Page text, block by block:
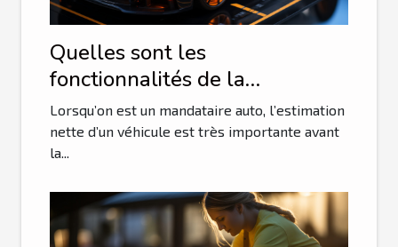
Quelles sont les
fonctionnalités de la
plateforme guichet auto ?
Lorsqu’on est un mandataire auto, l’estimation
nette d’un véhicule est très importante avant
la...